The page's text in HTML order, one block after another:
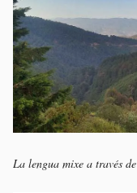
La lengua mixe a través